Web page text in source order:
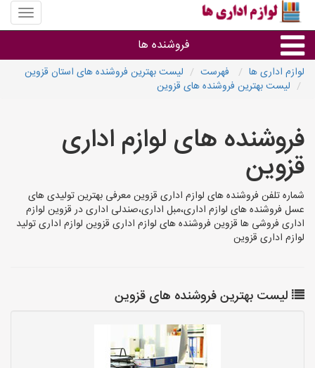
منوی
سایت
اداری
ها
فروشنده ها
گروه ها
استان ها
لوازم اداری ها فهرست
لیست بهترین فروشنده های استان قزوین
لیست بهترین فروشنده های قزوین
فروشنده های لوازم اداری
قزوین
شماره تلفن فروشنده های لوازم اداری قزوین معرفی بهترین تولیدی های
عسل فروشنده های لوازم اداری،مبل اداری،صندلی اداری در قزوین لوازم
اداری فروشی ها قزوین فروشنده های لوازم اداری قزوین لوازم اداری تولید
لوازم اداری قزوین
لیست بهترین فروشنده های قزوین